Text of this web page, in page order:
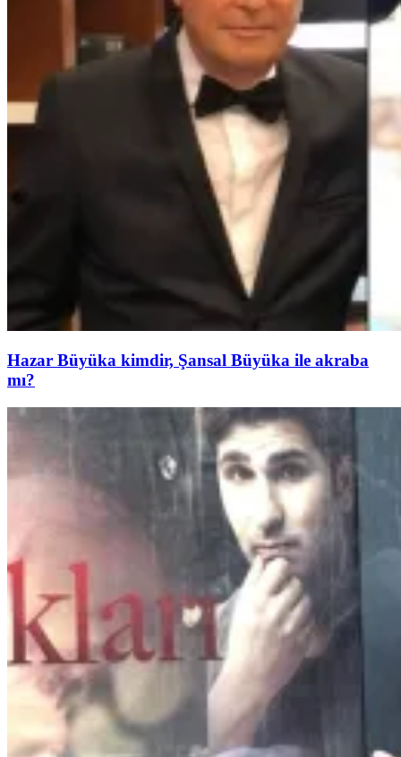
Hazar Büyüka kimdir, Şansal Büyüka ile akraba
mı?